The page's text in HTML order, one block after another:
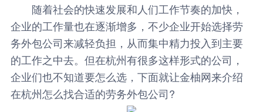
随着社会的快速发展和人们工作节奏的加快，
企业的工作量也在逐渐增多，不少企业开始选择劳
务外包公司来减轻负担，从而集中精力投入到主要
的工作之中去。但在杭州有很多这样形式的公司，
企业们也不知道要怎么选，下面就让金柚网来介绍
在杭州怎么找合适的劳务外包公司?